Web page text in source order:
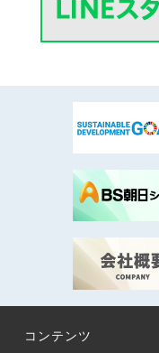
コンテンツ